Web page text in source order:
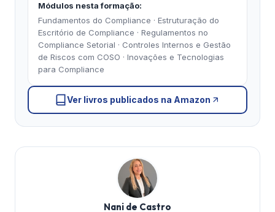
Módulos nesta formação:
Fundamentos do Compliance · Estruturação do
Escritório de Compliance · Regulamentos no
Compliance Setorial · Controles Internos e Gestão
de Riscos com COSO · Inovações e Tecnologias
para Compliance
Ver livros publicados na Amazon
Nani de Castro